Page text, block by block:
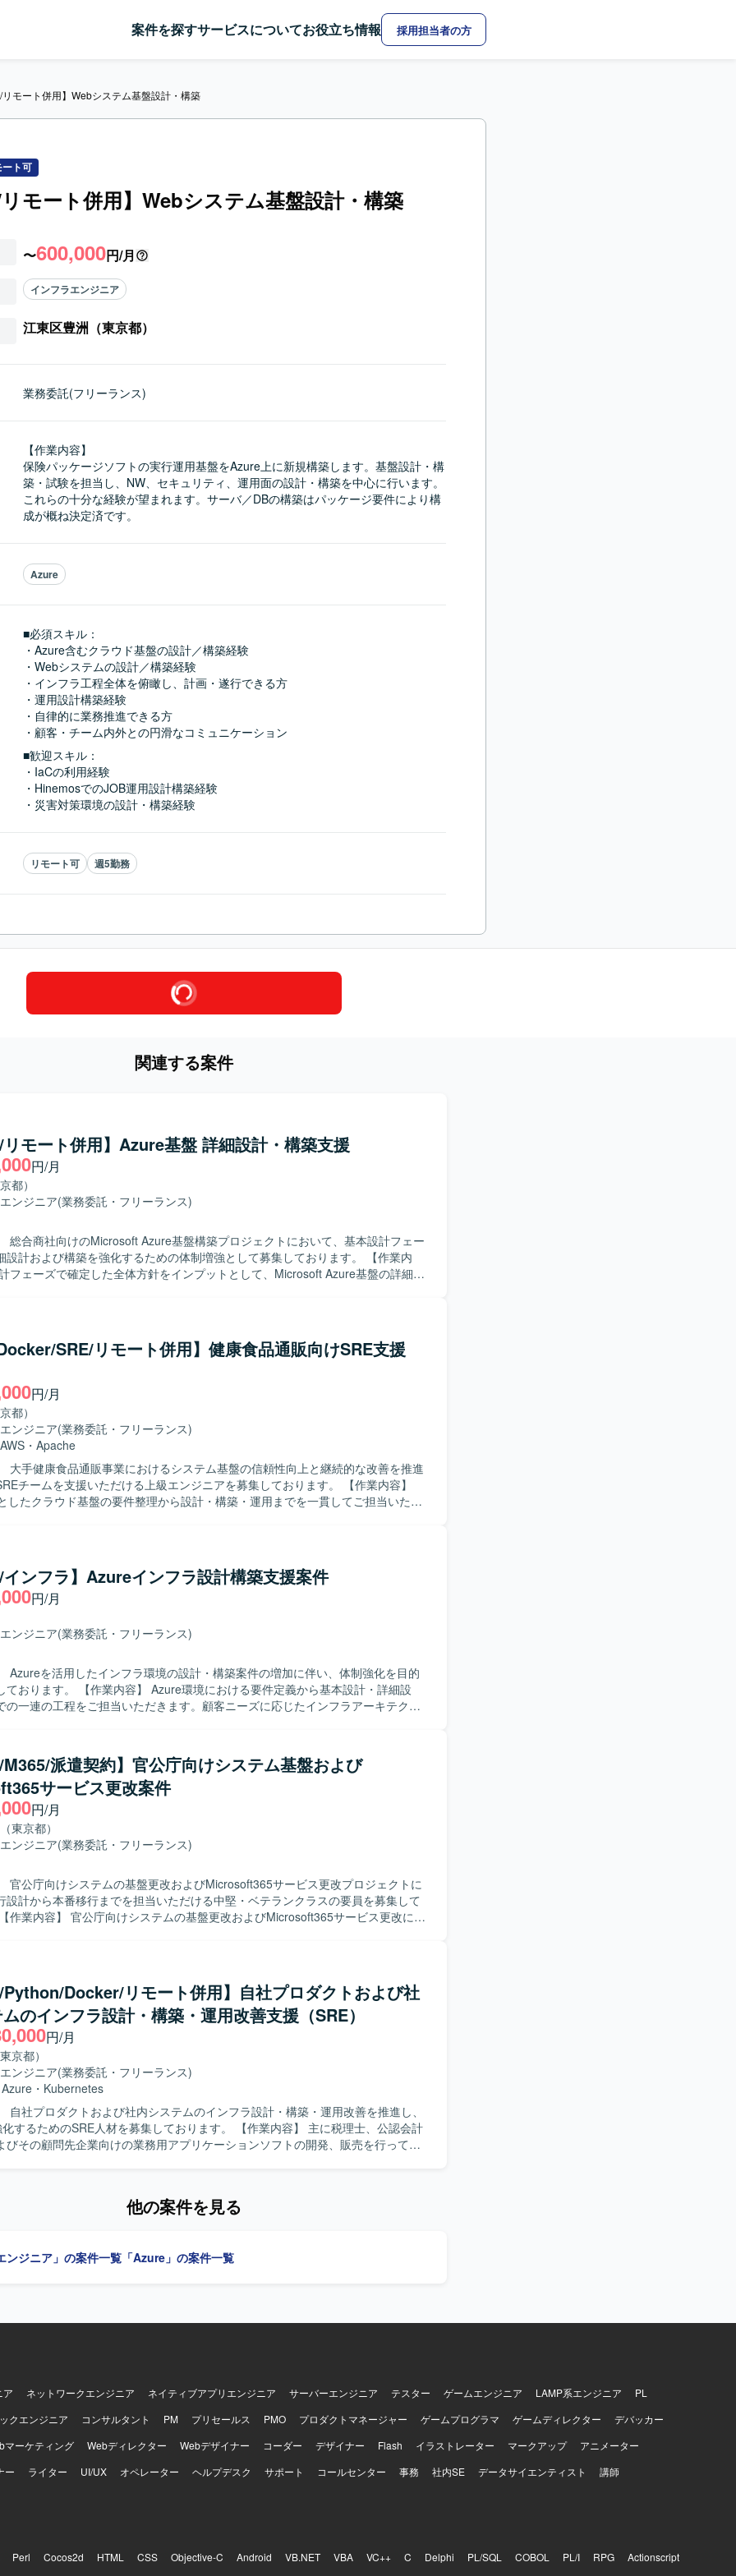
案件を探すサービスについてお役立ち情報 採用担当者の方
モート併用】Webシステム基盤設計・構築
ト可
モート併用】Webシステム基盤設計・構築
〜600,000円/月
インフラエンジニア
江東区豊洲（東京都）
業務委託(フリーランス)
【作業内容】
保険パッケージソフトの実行運用基盤をAzure上に新規構築します。基盤設計・構
築・試験を担当し、NW、セキュリティ、運用面の設計・構築を中心に行います。
これらの十分な経験が望まれます。サーバ／DBの構築はパッケージ要件により構
成が概ね決定済です。
Azure
■必須スキル：
・Azure含むクラウド基盤の設計／構築経験
・Webシステムの設計／構築経験
・インフラ工程全体を俯瞰し、計画・遂行できる方
・運用設計構築経験
・自律的に業務推進できる方
・顧客・チーム内外との円滑なコミュニケーション
■歓迎スキル：
・IaCの利用経験
・HinemosでのJOB運用設計構築経験
・災害対策環境の設計・構築経験
リモート可 週5勤務
関連する案件
モート併用】Azure基盤 詳細設計・構築支援
円/月
都）
ンジニア(業務委託・フリーランス)
総合商社向けのMicrosoft Azure基盤構築プロジェクトにおいて、基本設計フェー
計および構築を強化するための体制増強として募集しております。 【作業内
フェーズで確定した全体方針をインプットとして、Microsoft Azure基盤の詳細設
設定について、設計内容への反映および環境構築を行うとともに、詳細設計書や
タシートなど各種技術ドキュメントの作成も行っていただきます。 顧客および関
装品質の担保を図っていただきます。 【求める人物像】 Azure基盤の設
体的かつ自律的に取り組み、基本設計方針を正確に理解したうえで詳細設計・構
める方を求めております。 顧客や関係者と円滑にコミュニケーションを取りなが
論や説明ができ、レビューを通じて品質向上に貢献いただける方が望ましいで
の方針に沿いながらも、自ら課題を見つけ解決に向けて行動できる方に適したポ
けAzure基盤プロジ
し、ネットワーク、セキュリティ、権限管理、ガバナンスといった基盤領域を包
きる環境です。 IaCを前提とした設計・構築スタイルのもとで、BicepやARM
、ARM Template、Terraformなどを用い、Azure PolicyやRBACなどを活用し
・権限管理を行います。 必要に応じてAzure DevOpsなどのサービスを利用しなが
SRE/リモート併用】健康食品通販向けSRE支援
円/月
都）
ンジニア(業務委託・フリーランス)
AWS ・ Apache
大手健康食品通販事業におけるシステム基盤の信頼性向上と継続的な改善を推進
チームを支援いただける上級エンジニアを募集しております。 【作業内容】
したクラウド基盤の要件整理から設計・構築・運用までを一貫してご担当いただ
、タスクの整理や進行管理、関係者との調整など、プロジェクト推進に関わる業
要件に対して自らタスク分解を行い、主体的に課
組める方を求めております。 SREチーム内外のメンバーと積極的にコミュニケー
や顧客折衝を通じて品質向上や改善提案に前向きに取り組める方を歓迎いたしま
ができます。 SREとしてシステム全体の信頼性や運用性の向上に携わりながら、
上流の推進業務にも関与いただけるため、技術とマネジメントの両面でスキルア
やFargateなどのコンテナ基
を用いたCI/CDパイプライン、Terraformを用いたIaC環境などが想定されて
ンフラ】Azureインフラ設計構築支援案件
円/月
ンジニア(業務委託・フリーランス)
Azureを活用したインフラ環境の設計・構築案件の増加に伴い、体制強化を目的
環境における要件定義から基本設計・詳細設
の一連の工程をご担当いただきます。顧客ニーズに応じたインフラアーキテクチ
を推進いただける方を求めております。 【ポジションの魅力】 大規模な
案件に上流工程から関わることで、設計スキルや提案力を高めることができ、多
んでいただけます。 【開発環境】 Azureを中心としたクラウドイン
設計・構築を行っていただきます。
派遣契約】官公庁向けシステム基盤および
サービス更改案件
円/月
東京都）
ンジニア(業務委託・フリーランス)
官公庁向けシステムの基盤更改およびMicrosoft365サービス更改プロジェクトに
設計から本番移行までを担当いただける中堅・ベテランクラスの要員を募集して
る方を求めております。技術の習得に意欲があり、自発的に業務対応を進めてい
ションです。 【ポジションの魅力】 官公庁向けの大規模な基盤更
いただくことで、認証基盤およびMicrosoft 365環境の設計・移行に関する経験を
いただけます。本案件終了後も他プロジェクトで継続していただける可能性があ
形成にもつなげていただけます。 【開発環境】 Azure IaaS 上の
環境を基盤とし、AD、DHCP、NTP、DNS、ADCS、ADFS、MECなどの基盤
Entra ID、M365テナント、Microsoft Teams、OneDrive for Business、Microsoft
Defenderなどのクラウドサービスを対象として業務を行っていただきま
Docker/リモート併用】自社プロダクトおよび社
のインフラ設計・構築・運用改善支援（SRE）
円/月
京都）
ンジニア(業務委託・フリーランス)
Azure ・ Kubernetes
自社プロダクトおよび社内システムのインフラ設計・構築・運用改善を推進し、
のSRE人材を募集しております。 【作業内容】 主に税理士、公認会計
びその顧問先企業向けの業務用アプリケーションソフトの開発、販売を行ってい
再現性のある基盤づくり、監視・オブザーバビリティ基盤の整備を通じて、属人
による運用自動化ツールの開発を行っていただきます。 CI/CDパイプライン
だきます。 開発チームと連携したDevOps推進を行っていただきます。 【求め
視・オブザーバビリティなどSRE領域の実践に幅広く関わることができるポジシ
グレーション管理、可用性ゾーン・リージョンの冗長化、Front Doorによる負荷
Monitor / Application Insights を用いた監視とアラートのコード化、PITRによるバ
リストア運用などの環境でご参画いただきます。
他の案件を見る
ンジニア」の案件一覧 「Azure」の案件一覧
ア ネットワークエンジニア ネイティブアプリエンジニア サーバーエンジニア テスター ゲームエンジニア LAMP系エンジニア
PL
クエンジニア
コンサルタント PM プリセールス PMO プロダクトマネージャー ゲームプログラマ ゲームディレクター
デバッカー
マーケティング
Webディレクター Webデザイナー コーダー デザイナー Flash イラストレーター マークアップ
アニメーター
ー
ライター UI/UX オペレーター ヘルプデスク サポート コールセンター 事務 社内SE データサイエンティスト 講師
Perl Cocos2d HTML CSS Objective-C Android VB.NET VBA VC++ C Delphi PL/SQL COBOL PL/I RPG Actionscript